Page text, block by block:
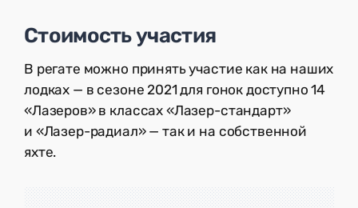
Стоимость участия
В регате можно принять участие как на наших
лодках — в сезоне 2021 для гонок доступно 14
«Лазеров» в классах «Лазер-стандарт»
и «Лазер-радиал» — так и на собственной
яхте.